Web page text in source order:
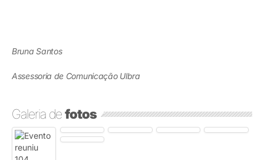
Bruna Santos
Assessoria de Comunicação Ulbra
Galeria defotos